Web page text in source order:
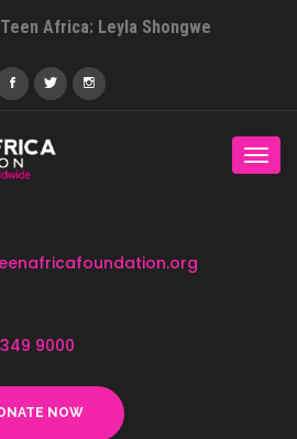
Africa: Leyla Shongwe
9000
NOW